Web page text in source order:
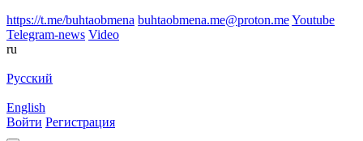
https://t.me/buhtaobmena buhtaobmena.me@proton.meYoutube
Telegram-news Video
ru
Русский
English
Войти Регистрация